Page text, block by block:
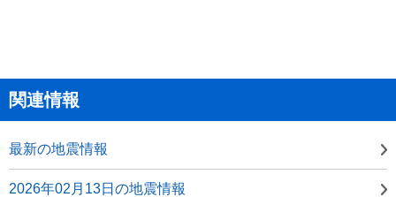
関連情報
最新の地震情報
2026年02月13日の地震情報